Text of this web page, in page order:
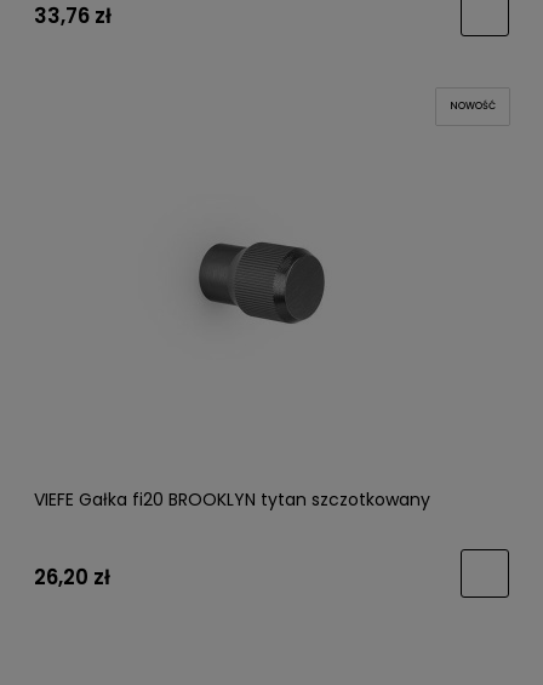
33,76 zł
VIEFE Gałka fi20 BROOKLYN tytan szczotkowany
26,20 zł
NOWOŚĆ